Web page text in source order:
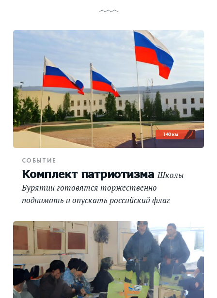
140 км
СОБЫТИЕ
Комплект патриотизмаШколы
Бурятии готовятся торжественно
поднимать и опускать российский флаг